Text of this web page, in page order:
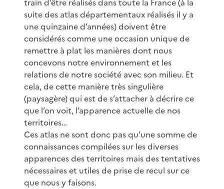
suite des atlas départementaux réalisés il y a
une quinzaine d’années) doivent être
considérés comme une occasion unique de
remettre à plat les manières dont nous
concevons notre environnement et les
relations de notre société avec son milieu. Et
cela, de cette manière très singulière
(paysagère) qui est de s’attacher à décrire ce
que l’on voit, l’apparence actuelle de nos
territoires…
Ces atlas ne sont donc pas qu’une somme de
connaissances compilées sur les diverses
apparences des territoires mais des tentatives
nécessaires et utiles de prise de recul sur ce
que nous y faisons.